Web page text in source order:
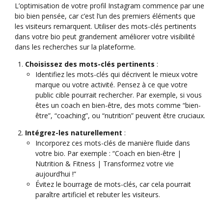
L’optimisation de votre profil Instagram commence par une
bio bien pensée, car c’est l’un des premiers éléments que
les visiteurs remarquent. Utiliser des mots-clés pertinents
dans votre bio peut grandement améliorer votre visibilité
dans les recherches sur la plateforme.
Choisissez des mots-clés pertinents :
Identifiez les mots-clés qui décrivent le mieux votre
marque ou votre activité. Pensez à ce que votre
public cible pourrait rechercher. Par exemple, si vous
êtes un coach en bien-être, des mots comme “bien-
être”, “coaching”, ou “nutrition” peuvent être cruciaux.
Intégrez-les naturellement :
Incorporez ces mots-clés de manière fluide dans
votre bio. Par exemple : “Coach en bien-être |
Nutrition & Fitness | Transformez votre vie
aujourd’hui !”
Évitez le bourrage de mots-clés, car cela pourrait
paraître artificiel et rebuter les visiteurs.